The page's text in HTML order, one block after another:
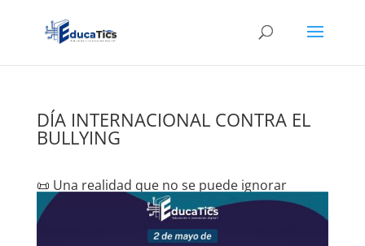
DÍA INTERNACIONAL CONTRA EL
BULLYING
📜 Una realidad que no se puede ignorar